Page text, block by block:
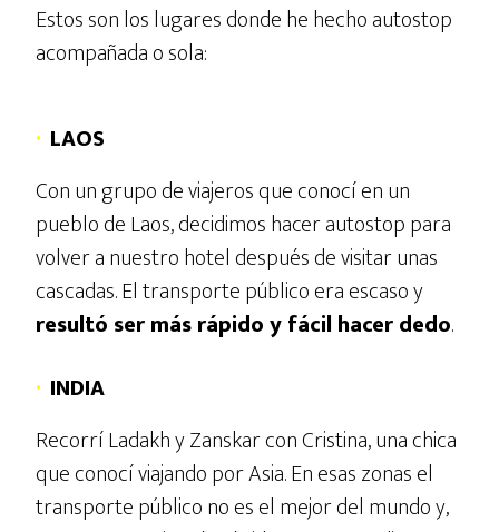
Estos son los lugares donde he hecho autostop
acompañada o sola:
· LAOS
Con un grupo de viajeros que conocí en un
pueblo de Laos, decidimos hacer autostop para
volver a nuestro hotel después de visitar unas
cascadas. El transporte público era escaso y
resultó ser más rápido y fácil hacer dedo.
· INDIA
Recorrí Ladakh y Zanskar con Cristina, una chica
que conocí viajando por Asia. En esas zonas el
transporte público no es el mejor del mundo y,